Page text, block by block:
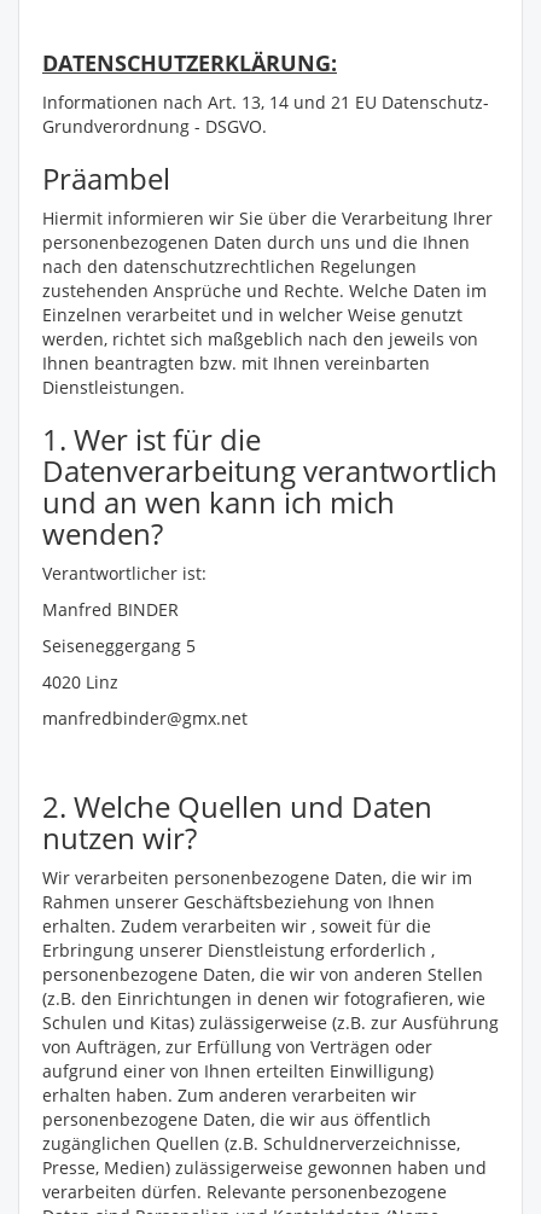
DATENSCHUTZERKLÄRUNG:
Informationen nach Art. 13, 14 und 21 EU Datenschutz-
Grundverordnung - DSGVO.
Präambel
Hiermit informieren wir Sie über die Verarbeitung Ihrer
personenbezogenen Daten durch uns und die Ihnen
nach den datenschutzrechtlichen Regelungen
zustehenden Ansprüche und Rechte. Welche Daten im
Einzelnen verarbeitet und in welcher Weise genutzt
werden, richtet sich maßgeblich nach den jeweils von
Ihnen beantragten bzw. mit Ihnen vereinbarten
Dienstleistungen.
1. Wer ist für die
Datenverarbeitung verantwortlich
und an wen kann ich mich
wenden?
Verantwortlicher ist:
Manfred BINDER
Seiseneggergang 5
4020 Linz
manfredbinder@gmx.net
2. Welche Quellen und Daten
nutzen wir?
Wir verarbeiten personenbezogene Daten, die wir im
Rahmen unserer Geschäftsbeziehung von Ihnen
erhalten. Zudem verarbeiten wir , soweit für die
Erbringung unserer Dienstleistung erforderlich ,
personenbezogene Daten, die wir von anderen Stellen
(z.B. den Einrichtungen in denen wir fotografieren, wie
Schulen und Kitas) zulässigerweise (z.B. zur Ausführung
von Aufträgen, zur Erfüllung von Verträgen oder
aufgrund einer von Ihnen erteilten Einwilligung)
erhalten haben. Zum anderen verarbeiten wir
personenbezogene Daten, die wir aus öffentlich
zugänglichen Quellen (z.B. Schuldnerverzeichnisse,
Presse, Medien) zulässigerweise gewonnen haben und
verarbeiten dürfen. Relevante personenbezogene